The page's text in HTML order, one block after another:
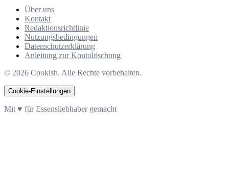
Über uns
Kontakt
Redaktionsrichtlinie
Nutzungsbedingungen
Datenschutzerklärung
Anleitung zur Kontolöschung
© 2026 Cookish. Alle Rechte vorbehalten.
Cookie-Einstellungen
Mit ♥ für Essensliebhaber gemacht